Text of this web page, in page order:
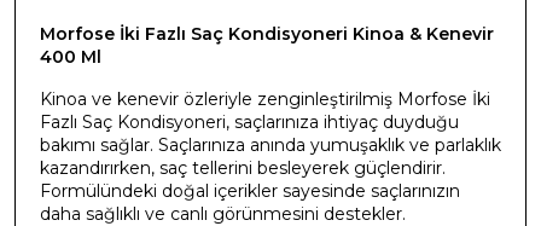
Morfose İki Fazlı Saç Kondisyoneri Kinoa & Kenevir
400 Ml
Kinoa ve kenevir özleriyle zenginleştirilmiş Morfose İki
Fazlı Saç Kondisyoneri, saçlarınıza ihtiyaç duyduğu
bakımı sağlar. Saçlarınıza anında yumuşaklık ve parlaklık
kazandırırken, saç tellerini besleyerek güçlendirir.
Formülündeki doğal içerikler sayesinde saçlarınızın
daha sağlıklı ve canlı görünmesini destekler.